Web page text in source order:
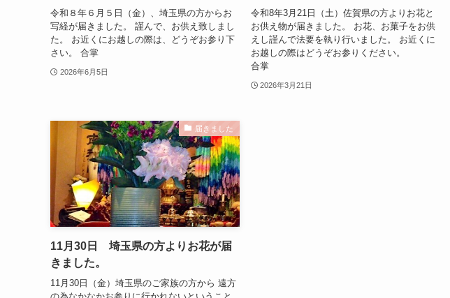
令和８年６月５日（金）、埼玉県の方からお
写経が届きました。 謹んで、お供え致しまし
た。 お近くにお越しの際は、どうぞお参り下
さい。 合掌
2026年6月5日
令和8年3月21日（土）佐賀県の方よりお花と
お供え物が届きました。 お花、お菓子をお供
えし謹んで法要を執り行いました。 お近くに
お越しの際はどうぞお参りください。
合掌
2026年3月21日
届きました
11月30日 埼玉県の方よりお花が届
きました。
11月30日（金）埼玉県のご家族の方から 遠方